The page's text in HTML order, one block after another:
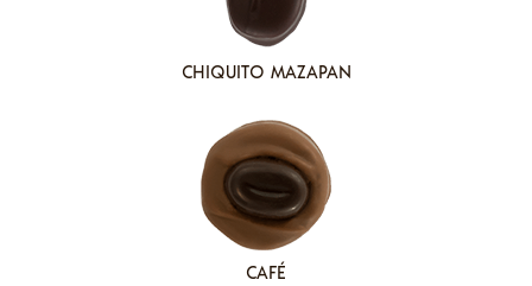
CHIQUITO MAZAPAN
CAFÉ